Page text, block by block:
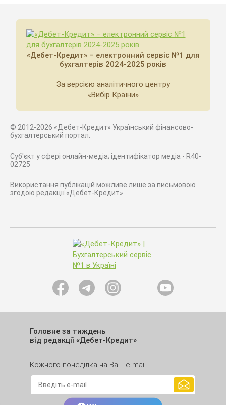
«Дебет-Кредит» – електронний сервіс №1 для
бухгалтерів 2024-2025 років
За версією аналітичного центру
«Вибір Країни»
© 2012-2026 «Дебет-Кредит» Український фінансово-
бухгалтерський портал.
Суб'єкт у сфері онлайн-медіа; ідентифікатор медіа - R40-
02725
Використання публікацій можливе лише за письмовою
згодою редакції «Дебет-Кредит»
Головне за тиждень
від редакції «Дебет-Кредит»
Кожного понеділка на Ваш e-mail